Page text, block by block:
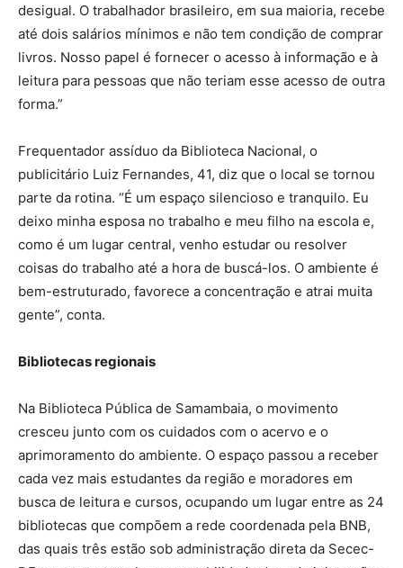
desigual. O trabalhador brasileiro, em sua maioria, recebe
até dois salários mínimos e não tem condição de comprar
livros. Nosso papel é fornecer o acesso à informação e à
leitura para pessoas que não teriam esse acesso de outra
forma.”
Frequentador assíduo da Biblioteca Nacional, o
publicitário Luiz Fernandes, 41, diz que o local se tornou
parte da rotina. “É um espaço silencioso e tranquilo. Eu
deixo minha esposa no trabalho e meu filho na escola e,
como é um lugar central, venho estudar ou resolver
coisas do trabalho até a hora de buscá-los. O ambiente é
bem-estruturado, favorece a concentração e atrai muita
gente”, conta.
Bibliotecas regionais
Na Biblioteca Pública de Samambaia, o movimento
cresceu junto com os cuidados com o acervo e o
aprimoramento do ambiente. O espaço passou a receber
cada vez mais estudantes da região e moradores em
busca de leitura e cursos, ocupando um lugar entre as 24
bibliotecas que compõem a rede coordenada pela BNB,
das quais três estão sob administração direta da Secec-